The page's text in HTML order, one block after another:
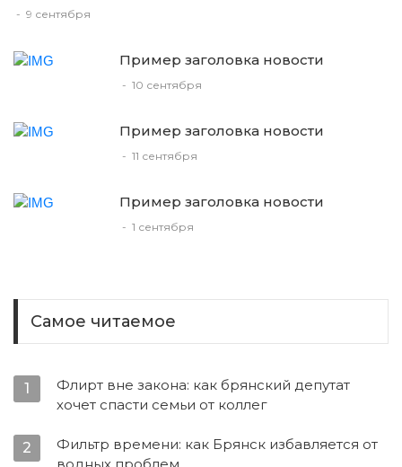
- 9 сентября
Пример заголовка новости
- 10 сентября
Пример заголовка новости
- 11 сентября
Пример заголовка новости
- 1 сентября
Самое читаемое
1
Флирт вне закона: как брянский депутат
хочет спасти семьи от коллег
2
Фильтр времени: как Брянск избавляется от